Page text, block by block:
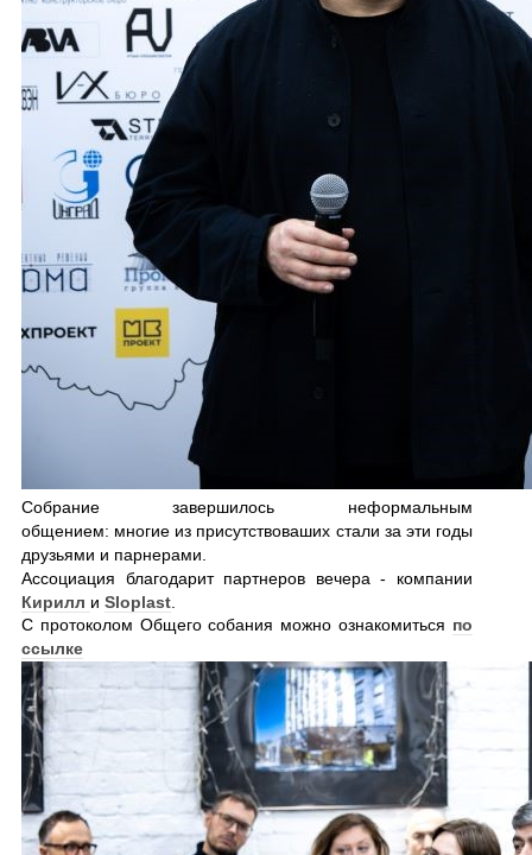
Собрание завершилось неформальным
общением: многие из присутствоваших стали за эти годы
друзьями и парнерами.
Ассоциация благодарит партнеров вечера - компании
Кирилл и Sloplast.
С протоколом Общего собания можно ознакомиться по
ссылке